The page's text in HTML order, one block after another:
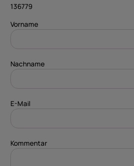
136779
Vorname
Nachname
E-Mail
Kommentar